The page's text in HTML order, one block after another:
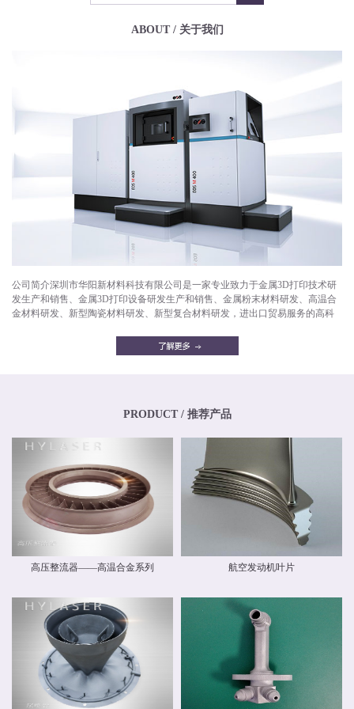
ABOUT / 关于我们
公司简介深圳市华阳新材料科技有限公司是一家专业致力于金属3D打印技术研
发生产和销售、金属3D打印设备研发生产和销售、金属粉末材料研发、高温合
金材料研发、新型陶瓷材料研发、新型复合材料研发，进出口贸易服务的高科
油喷嘴，减重机箱，散热器，异形件，模具，工艺品等。华阳新材料拥有一支
专业化、年轻化的技术团队，其骨干均为博士、硕士，其中博士生比例超过
联合研发合作关系。华阳新材料具有高素质人才的研发中心，，拥有一流的跨
检测设备，能够对材料物理力学性能、化学性能及疲劳损伤进行检测，能分析
材料化学成分、分析金属及金属间化合物的分布、分析晶体和晶界组织。 华阳
新材料现有激光专业级金属3D打印设备多台。公司具有ISO9001质量体系认
证，具备完整的质量管理体系。公司战略华阳的价值理念是 创造价值，创新报
国 ；核心竞争力是持续创新、快速响应。我们根据客户需求开发新产品和系统
方案，提供可靠的质量和最好的服务，并降低客户成本。
PRODUCT / 推荐产品
高压整流器——高温合金系列 航空发动机叶片